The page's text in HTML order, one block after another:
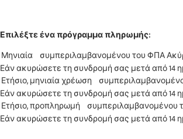
Επιλέξτε ένα πρόγραμμα πληρωμής:
Εάν ακυρώσετε τη συνδρομή σας μετά από 14
Εάν ακυρώσετε τη συνδρομή σας μετά από 14
Εάν ακυρώσετε τη συνδρομή σας μετά από 14